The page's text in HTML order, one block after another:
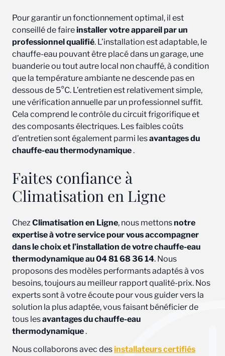
Pour garantir un fonctionnement optimal, il est
conseillé de faireinstaller votre appareil par un
professionnel qualifié. L’installation est adaptable, le
chauffe-eau pouvant être placé dans un garage, une
buanderie ou tout autre local non chauffé, à condition
que la température ambiante ne descende pas en
dessous de 5°C. L’entretien est relativement simple,
une vérification annuelle par un professionnel suffit.
Cela comprend le contrôle du circuit frigorifique et
des composants électriques. Les faibles coûts
d’entretien sont également parmi lesavantages du
chauffe-eau thermodynamique.
Faites confiance à
Climatisation en Ligne
ChezClimatisation en Ligne, nous mettonsnotre
expertise à votre service pour vous accompagner
dans le choix et l’installation de votre chauffe-eau
thermodynamique au 04 81 68 36 14. Nous
proposons des modèles performants adaptés à vos
besoins, toujours au meilleur rapport qualité-prix. Nos
experts sont à votre écoute pour vous guider vers la
solution la plus adaptée, vous faisant bénéficier de
tous lesavantages du chauffe-eau
thermodynamique.
Nous collaborons avec des installateurs certifiés